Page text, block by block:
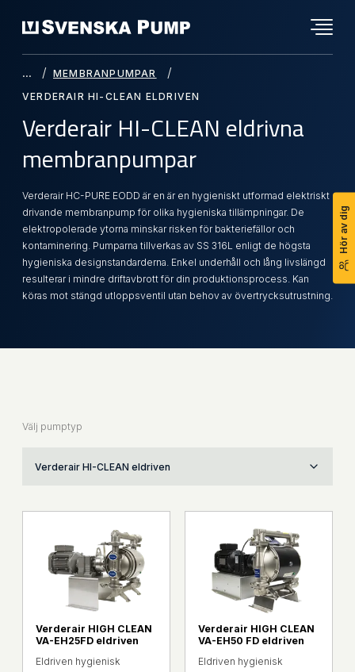
Hör av dig
MEMBRANPUMPAR
VERDERAIR HI-CLEAN ELDRIVEN
Verderair HI-CLEAN eldrivna
membranpumpar
Verderair HC-PURE EODD är en är en hygieniskt utformad elektriskt
drivande membranpump för olika hygieniska tillämpningar. De
elektropolerade ytorna minskar risken för bakteriefällor och
kontaminering. Pumparna tillverkas av SS 316L enligt de högsta
hygieniska designstandarderna. Enkel underhåll och lång livslängd
resulterar i mindre driftavbrott för din produktionsprocess. Kan
köras mot stängd utloppsventil utan behov av övertrycksutrustning.
Välj pumptyp
Verderair HI-CLEAN eldriven
Verderair HIGH CLEAN
VA-EH25FD eldriven
Eldriven hygienisk
Verderair HIGH CLEAN
VA-EH50 FD eldriven
Eldriven hygienisk